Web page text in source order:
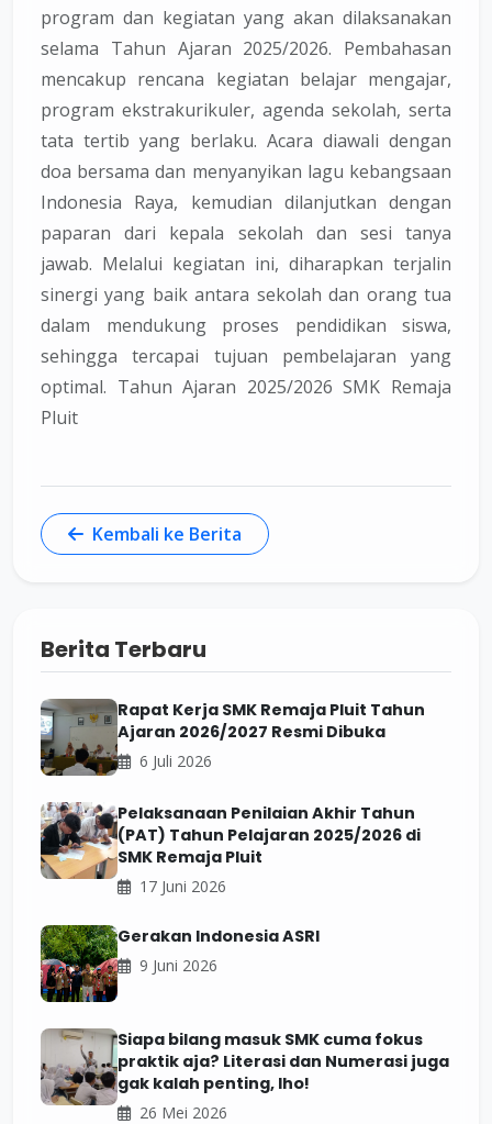
program dan kegiatan yang akan dilaksanakan
selama Tahun Ajaran 2025/2026. Pembahasan
mencakup rencana kegiatan belajar mengajar,
program ekstrakurikuler, agenda sekolah, serta
tata tertib yang berlaku. Acara diawali dengan
doa bersama dan menyanyikan lagu kebangsaan
Indonesia Raya, kemudian dilanjutkan dengan
paparan dari kepala sekolah dan sesi tanya
jawab. Melalui kegiatan ini, diharapkan terjalin
sinergi yang baik antara sekolah dan orang tua
dalam mendukung proses pendidikan siswa,
sehingga tercapai tujuan pembelajaran yang
optimal. Tahun Ajaran 2025/2026 SMK Remaja
Pluit
Kembali ke Berita
Berita Terbaru
Rapat Kerja SMK Remaja Pluit Tahun
Ajaran 2026/2027 Resmi Dibuka
6 Juli 2026
Pelaksanaan Penilaian Akhir Tahun
(PAT) Tahun Pelajaran 2025/2026 di
SMK Remaja Pluit
17 Juni 2026
Gerakan Indonesia ASRI
9 Juni 2026
Siapa bilang masuk SMK cuma fokus
praktik aja? Literasi dan Numerasi juga
gak kalah penting, lho!
26 Mei 2026